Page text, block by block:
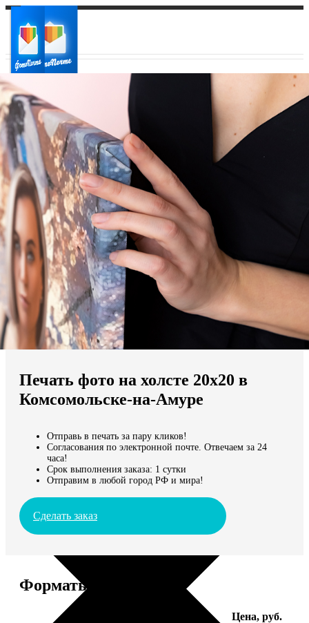
Ваш город:
Ваш регион доставки
Выберите из списка:
Мы доставляем по всему миру
Продолжить без города
Печать фото на холсте 20х20 в
Комсомольске-на-Амуре
Отправь в печать за пару кликов!
Согласования по электронной почте. Отвечаем за 24
часа!
Срок выполнения заказа: 1 сутки
Отправим в любой город РФ и мира!
Сделать заказ
Форматы и цены
Цена, руб.